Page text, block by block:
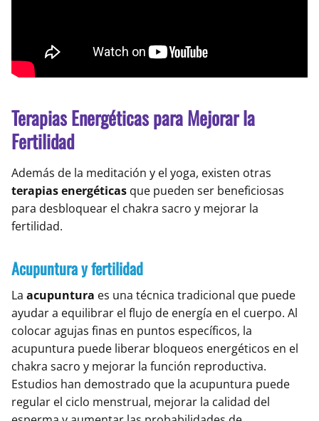
Terapias Energéticas para Mejorar la
Fertilidad
Además de la meditación y el yoga, existen otras
terapias energéticas que pueden ser beneficiosas
para desbloquear el chakra sacro y mejorar la
fertilidad.
Acupuntura y fertilidad
La acupuntura es una técnica tradicional que puede
ayudar a equilibrar el flujo de energía en el cuerpo. Al
colocar agujas finas en puntos específicos, la
acupuntura puede liberar bloqueos energéticos en el
chakra sacro y mejorar la función reproductiva.
Estudios han demostrado que la acupuntura puede
regular el ciclo menstrual, mejorar la calidad del